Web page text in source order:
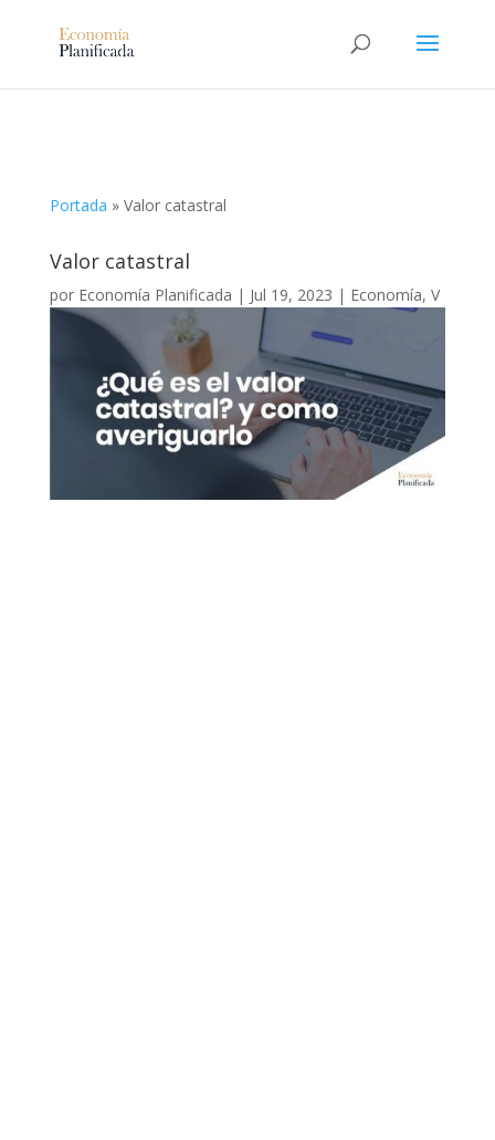
Portada » Valor catastral
Valor catastral
por Economía Planificada | Jul 19, 2023 | Economía, V